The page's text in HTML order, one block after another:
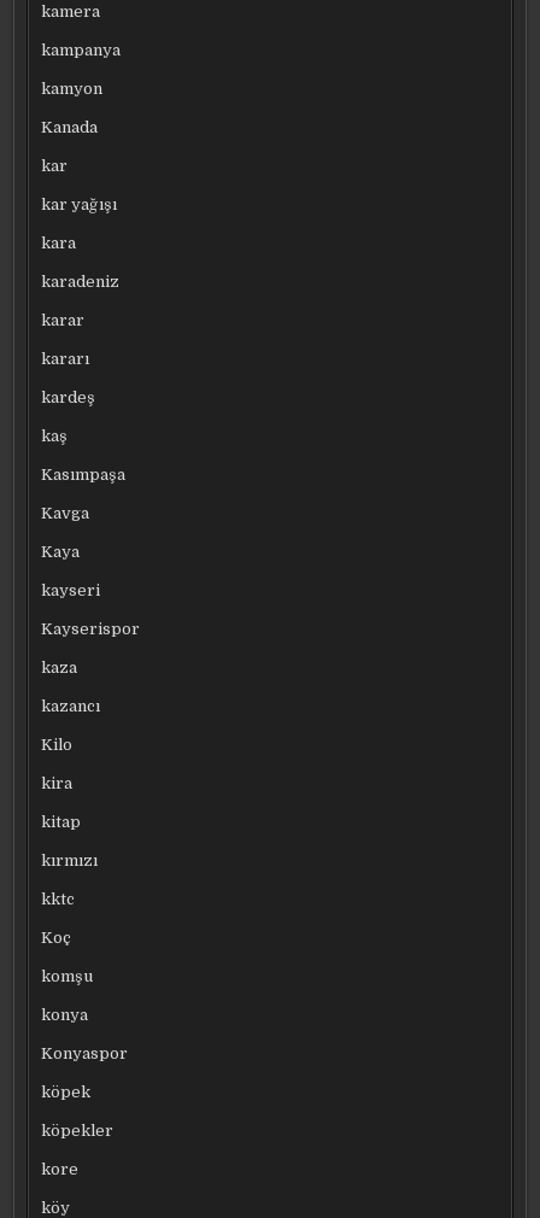
kamera
kampanya
kamyon
Kanada
kar
kar yağışı
kara
karadeniz
karar
kararı
kardeş
kaş
Kasımpaşa
Kavga
Kaya
kayseri
Kayserispor
kaza
kazancı
Kilo
kira
kitap
kırmızı
kktc
Koç
komşu
konya
Konyaspor
köpek
köpekler
kore
köy